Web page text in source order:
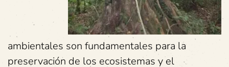
ambientales son fundamentales para la
preservación de los ecosistemas y el